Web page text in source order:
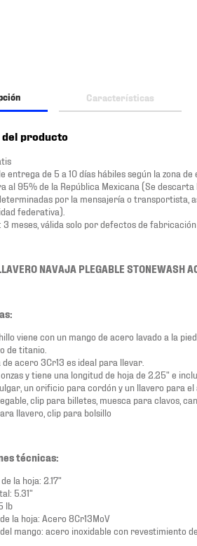
Características
producto
entrega de 5 a 10 días hábiles según la zona de
al 95% de la República Mexicana (Se
por la mensajería o transportista,
federativa).
3 meses, válida solo por defectos de fabricación
NAVAJA PLEGABLE STONEWASH
viene con un mango de acero lavado a la
de titanio.
de acero 3Cr13 es ideal para llevar.
y tiene una longitud de hoja de 2.25" e
un orificio para cordón y un llavero para el
clip para billetes, muesca para clavos,
llavero, clip para bolsillo
técnicas:
la hoja: 2.17"
5.31"
lb
la hoja: Acero 8Cr13MoV
mango: acero inoxidable con revestimiento de